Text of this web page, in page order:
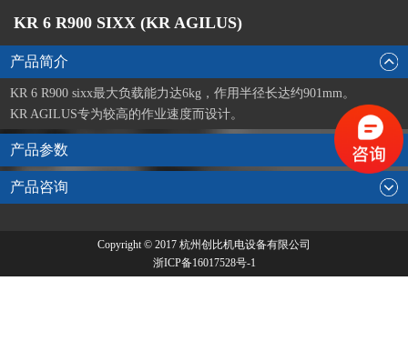
KR 6 R900 SIXX (KR AGILUS)
产品简介
KR 6 R900 sixx最大负载能力达6kg，作用半径长达约901mm。
KR AGILUS专为较高的作业速度而设计。
产品参数
产品咨询
Copyright © 2017 杭州创比机电设备有限公司
浙ICP备16017528号-1